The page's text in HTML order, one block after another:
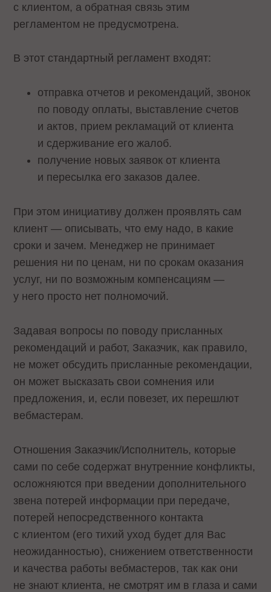
с клиентом, а обратная связь этим
регламентом не предусмотрена.
В этот стандартный регламент входят:
отправка отчетов и рекомендаций, звонок
по поводу оплаты, выставление счетов
и актов, прием рекламаций от клиента
и сдерживание его жалоб.
получение новых заявок от клиента
и пересылка его заказов далее.
При этом инициативу должен проявлять сам
клиент — описывать, что ему надо, в какие
сроки и зачем. Менеджер не принимает
решения ни по ценам, ни по срокам оказания
услуг, ни по возможным компенсациям —
у него просто нет полномочий.
Задавая вопросы по поводу присланных
рекомендаций и работ, Заказчик, как правило,
не может обсудить присланные рекомендации,
он может высказать свои сомнения или
предложения, и, если повезет, их перешлют
вебмастерам.
Отношения Заказчик/Исполнитель, которые
сами по себе содержат внутренние конфликты,
осложняются при введении дополнительного
звена потерей информации при передаче,
потерей непосредственного контакта
с клиентом (его тихий уход будет для Вас
неожиданностью), снижением ответственности
и качества работы вебмастеров, так как они
не знают клиента, не смотрят им в глаза и сами